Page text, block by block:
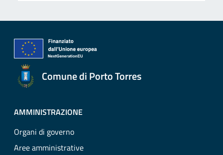
Comune di Porto Torres
AMMINISTRAZIONE
Organi di governo
Aree amministrative